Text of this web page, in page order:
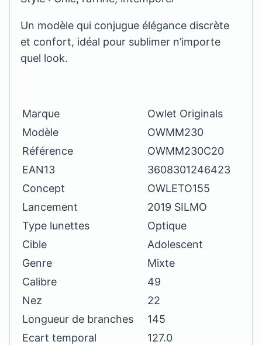
Un modèle qui conjugue élégance discrète
et confort, idéal pour sublimer n’importe
quel look.
Marque
Owlet Originals
Modèle
OWMM230
Référence
OWMM230C20
EAN13
3608301246423
Concept
OWLETO155
Lancement
2019 SILMO
Type lunettes
Optique
Cible
Adolescent
Genre
Mixte
Calibre
49
Nez
22
Longueur de branches
145
Ecart temporal
127.0